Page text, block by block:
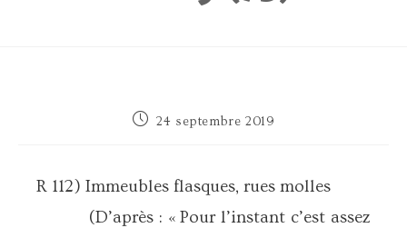
Publication
24 septembre 2019
R 112) Immeubles flasques, rues molles
(D’après : « Pour l’instant c’est assez